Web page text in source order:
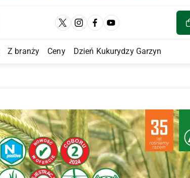
Z branży Ceny Dzień Kukurydzy Garzyn